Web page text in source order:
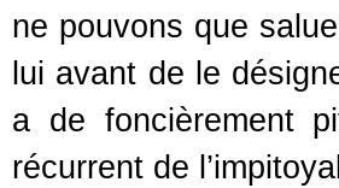
ne pouvons que
lui avant de le
a de foncièrement
récurrent de